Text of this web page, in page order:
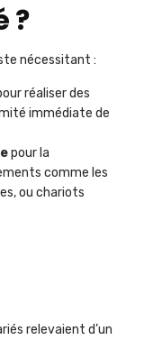
?
nécessitant :
réaliser des
immédiate de
pour la
comme les
ou chariots
relevaient d’un